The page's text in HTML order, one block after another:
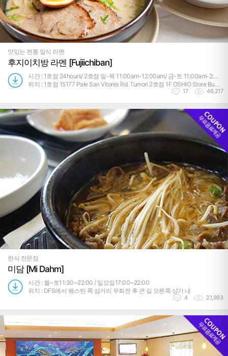
맛있는 전통 일식 라멘
후지이치방 라멘 [Fujiichiban]
시간 : 1호점 24hours/ 2호점 일-목 11:00am-12:00am/ 금-토 11:00am-2:00am
위치 : 1호점 15177 Pale San Vitores Rd. Tumon 2호점 1F OSHIO Store Building San Vitores Rd. Tumon
17 46,217
한식 전문점
미담 [Mi Dahm]
시간 : 월~토11:30~22:00 / 일요일17:00~22:00
위치 : DFS에서 웨스틴 쪽 삼거리 우회전 후 큰 길 오른쪽 상가 내
4 21,993